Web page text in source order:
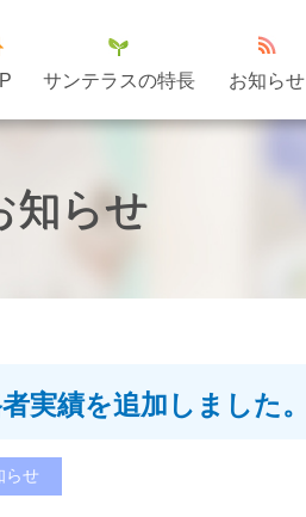
サンテラスの特長 お知らせ
知らせ
実績を追加しました。
らせ